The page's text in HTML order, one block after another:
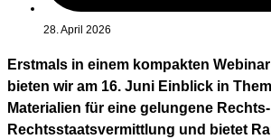
28. April 2026
Erstmals in einem kompakten
bieten wir am 16. Juni Einblick in
Materialien für eine gelungene
Rechtsstaatsvermittlung und bietet